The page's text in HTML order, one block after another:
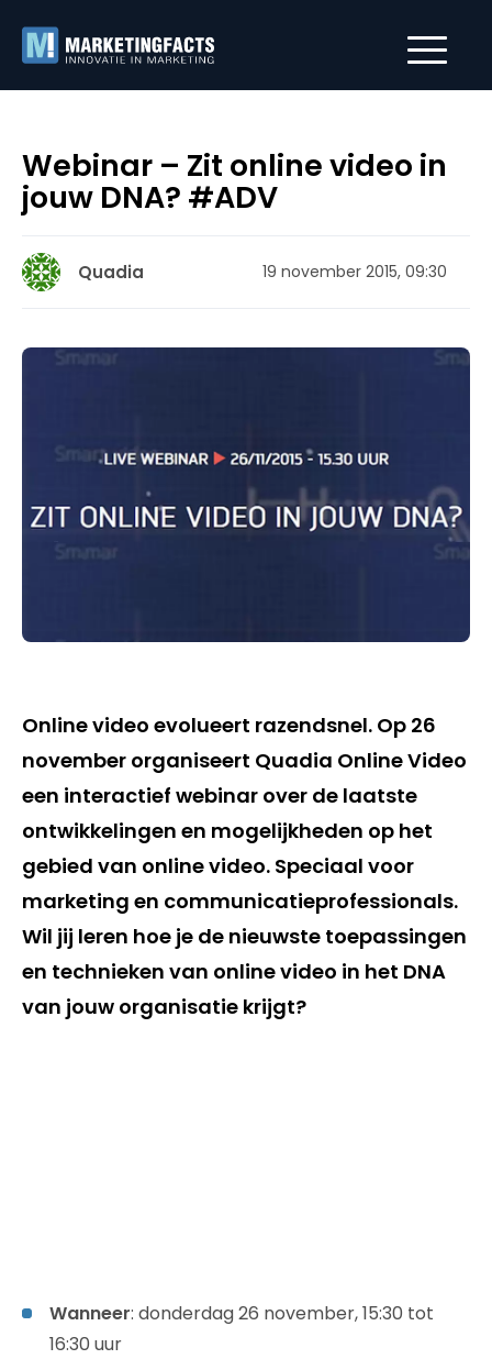
Webinar – Zit online video in
jouw DNA? #ADV
Quadia 19 november 2015, 09:30
Online video evolueert razendsnel. Op 26
november organiseert Quadia Online Video
een interactief webinar over de laatste
ontwikkelingen en mogelijkheden op het
gebied van online video. Speciaal voor
marketing en communicatieprofessionals.
Wil jij leren hoe je de nieuwste toepassingen
en technieken van online video in het DNA
van jouw organisatie krijgt?
Wanneer: donderdag 26 november, 15:30 tot
16:30 uur